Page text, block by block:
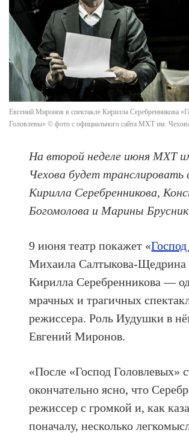
Евгений Миронов в спектакле Кирилла Серебренникова
Головлевы» © фото с официального сайта МХТ им.
На второй неделе июня МХТ
Чехова будет транслировать
Кирилла Серебренникова,
Богомолова и Марины
9 июня театр покажет «
Михаила Салтыкова-Щедрина
Кирилла Серебренникова —
мрачных и трагичных
режиссера. Роль Иудушки в
Евгений Миронов.
«После «Господ Головлевых»
окончательно ясно, что
режиссер с громкой и, как
поначалу, несколько